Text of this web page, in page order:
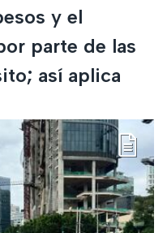
y el
parte de las
así aplica